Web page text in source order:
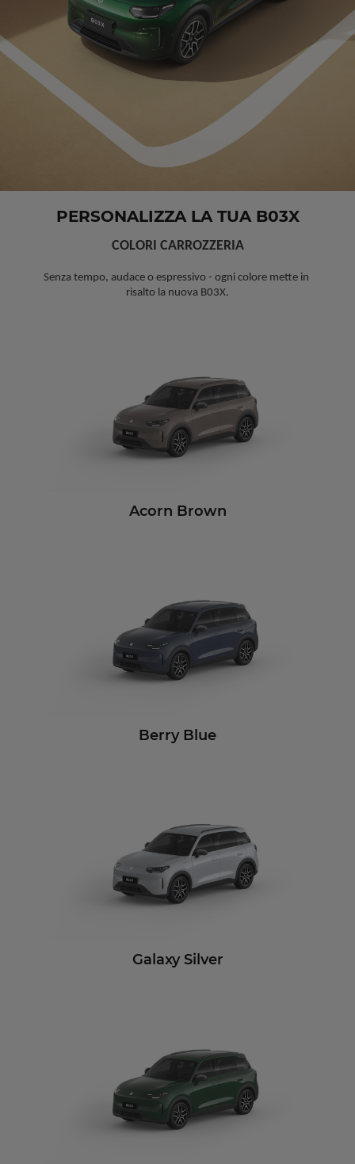
PERSONALIZZA LA TUA B03X
COLORI CARROZZERIA
Senza tempo, audace o espressivo - ogni colore mette in
risalto la nuova B03X.
Acorn Brown
Berry Blue
Galaxy Silver